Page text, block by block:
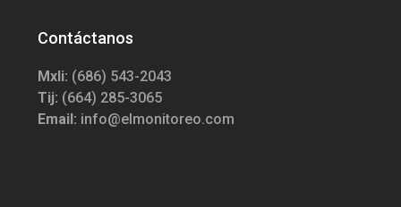
Contáctanos
Mxli: (686) 543-2043
Tij: (664) 285-3065
Email: info@elmonitoreo.com